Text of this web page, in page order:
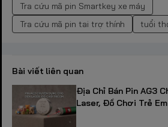
Tra cứu mã pin Smartkey xe máy
Tra cứu mã pin tai trợ thính
tuổi
Bài viết liên quan
Địa Chỉ Bán Pin AG3
Laser, Đồ Chơi Trẻ Em